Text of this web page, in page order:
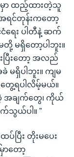
ာ ထည့်ထားတဲ့သူ
ရင်တုန်းကတော့
ရေး ပါတီနဲ့ ဆက်
မရှိတော့ပါဘူး။
းပြီးတော့ အလည်
ရှိပါဘူး။ ကျမ
ေ့ရပါလိမ့်မယ်။
အချက်တွေ၊ ကိုယ်
သွယ်ပါ။ ”
ပြီး တိုးမပေး
တော့